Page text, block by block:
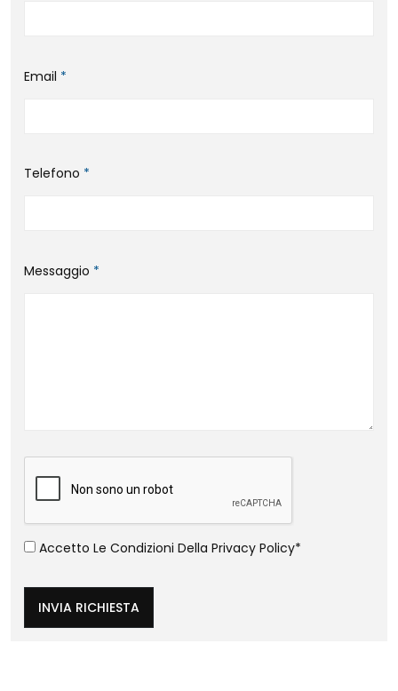
Email *
Telefono *
Messaggio *
Accetto Le Condizioni Della Privacy Policy*
INVIA RICHIESTA